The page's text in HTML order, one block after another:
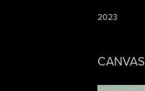
2023
CANVAS